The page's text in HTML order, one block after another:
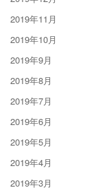
2019年11月
2019年10月
2019年9月
2019年8月
2019年7月
2019年6月
2019年5月
2019年4月
2019年3月